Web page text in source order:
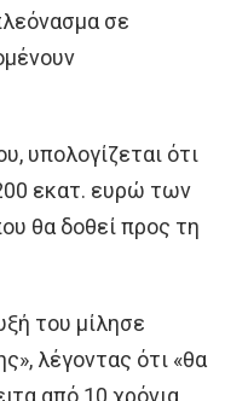
σε
υπολογίζεται ότι
εκατ. ευρώ των
θα δοθεί προς τη
του μίλησε
λέγοντας ότι «θα
από 10 χρόνια